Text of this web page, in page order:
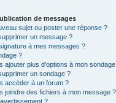
de messages
sujet ou poster une réponse ?
un message ?
à mes messages ?
?
ajouter plus d’options à mon
un sondage ?
accéder à un forum ?
joindre des fichiers à mon message ?
?